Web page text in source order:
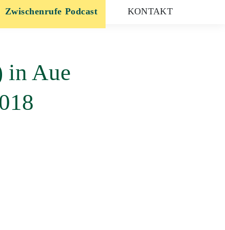
Zwischenrufe KONTAKT
in Aue